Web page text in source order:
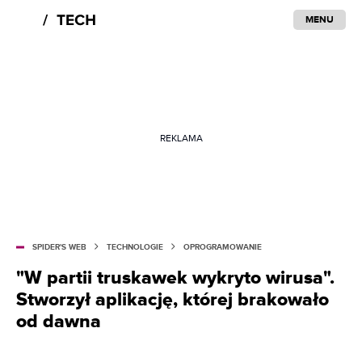
MENU
REKLAMA
SPIDER'S WEB TECHNOLOGIE OPROGRAMOWANIE
"W partii truskawek wykryto wirusa".
Stworzył aplikację, której brakowało
od dawna